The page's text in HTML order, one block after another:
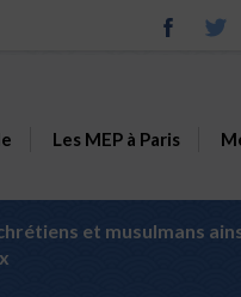
Les MEP à Paris
et musulmans